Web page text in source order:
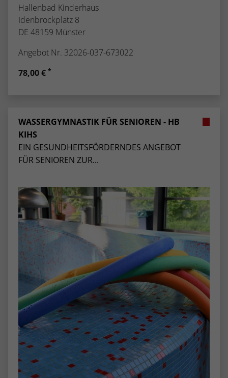
Hallenbad Kinderhaus
Idenbrockplatz 8
DE 48159 Münster
Angebot Nr. 32026-037-673022
78,00 € *
WASSERGYMNASTIK FÜR SENIOREN - HB
KIHS
EIN GESUNDHEITSFÖRDERNDES ANGEBOT
FÜR SENIOREN ZUR...